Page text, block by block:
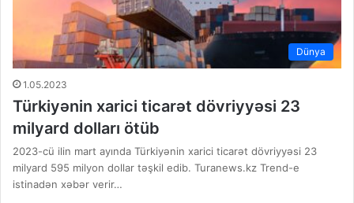
Dünya
1.05.2023
Türkiyənin xarici ticarət dövriyyəsi 23
milyard dolları ötüb
2023-cü ilin mart ayında Türkiyənin xarici ticarət dövriyyəsi 23
milyard 595 milyon dollar təşkil edib. Turanews.kz Trend-e
istinadən xəbər verir…